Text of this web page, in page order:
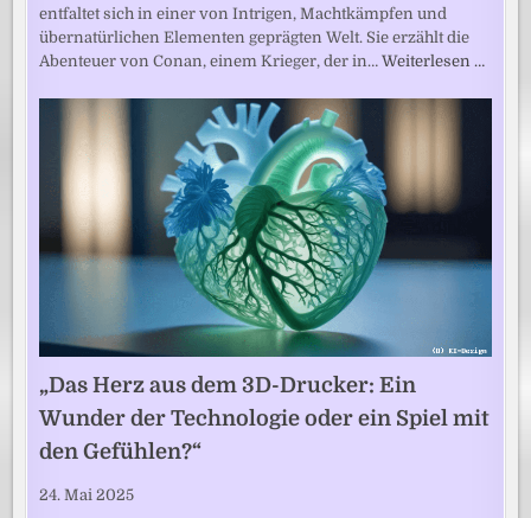
entfaltet sich in einer von Intrigen, Machtkämpfen und
übernatürlichen Elementen geprägten Welt. Sie erzählt die
Abenteuer von Conan, einem Krieger, der in…Weiterlesen …
„Das Herz aus dem 3D-Drucker: Ein
Wunder der Technologie oder ein Spiel mit
den Gefühlen?“
24. Mai 2025